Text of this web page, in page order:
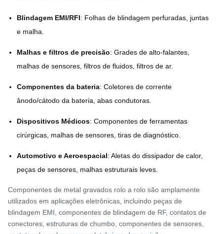
Al, Ni, Ligas, etc.
Blindagem EMI/RFI: Folhas de blindagem perfuradas, juntas
e malha.
Malhas e filtros de precisão: Grades de alto-falantes,
malhas de sensores, filtros de fluidos, filtros de ar.
Componentes da bateria: Coletores de corrente
ânodo/cátodo da bateria, abas condutoras.
Dispositivos Médicos: Componentes de ferramentas
cirúrgicas, malhas de sensores, tiras de diagnóstico.
Automotivo e Aeroespacial: Aletas do dissipador de calor,
peças de sensores, malhas estruturais leves.
Componentes de metal gravados rolo a rolo são amplamente
utilizados em aplicações eletrônicas, incluindo peças de
blindagem EMI, componentes de blindagem de RF, contatos de
conectores, estruturas de chumbo, componentes de sensores,